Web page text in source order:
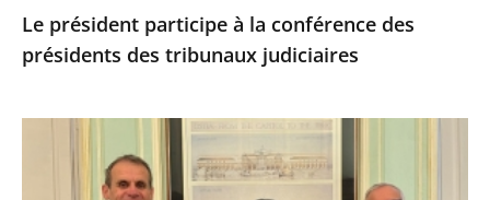
Le président participe à la conférence des
présidents des tribunaux judiciaires